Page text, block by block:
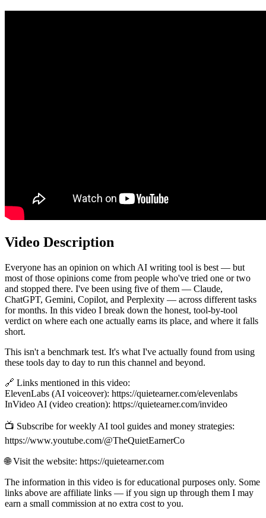
Video Description
Everyone has an opinion on which AI writing tool is best — but
most of those opinions come from people who've tried one or two
and stopped there. I've been using five of them — Claude,
ChatGPT, Gemini, Copilot, and Perplexity — across different tasks
for months. In this video I break down the honest, tool-by-tool
verdict on where each one actually earns its place, and where it falls
short.
This isn't a benchmark test. It's what I've actually found from using
these tools day to day to run this channel and beyond.
🔗 Links mentioned in this video:
ElevenLabs (AI voiceover): https://quietearner.com/elevenlabs
InVideo AI (video creation): https://quietearner.com/invideo
📺 Subscribe for weekly AI tool guides and money strategies:
https://www.youtube.com/@TheQuietEarnerCo
🌐 Visit the website: https://quietearner.com
The information in this video is for educational purposes only. Some
links above are affiliate links — if you sign up through them I may
earn a small commission at no extra cost to you.